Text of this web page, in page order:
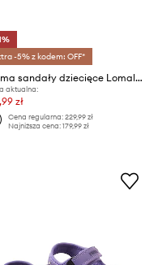
-5% z kodem: OFF*
Reima sandały dziecięce Lomalla
aktualna:
zł
Cena regularna:229,99 zł
Najniższa cena:179,99 zł